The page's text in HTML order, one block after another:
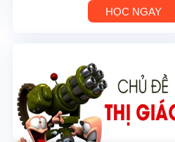
HỌC NGAY